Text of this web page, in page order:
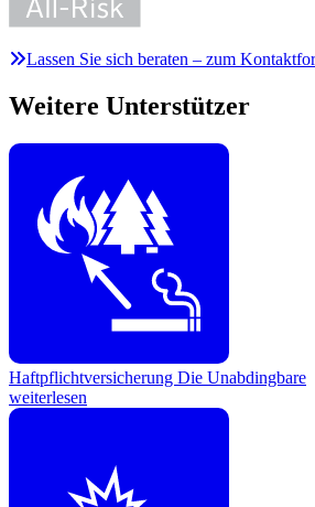
Lassen Sie sich beraten – zum
Weitere Unterstützer
Haftpflichtversicherung Die Unabdingbare
weiterlesen